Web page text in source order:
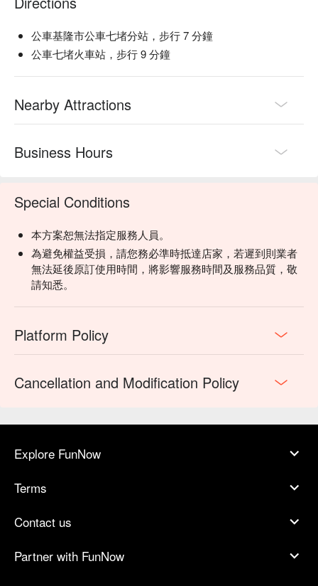
公車基隆市公車七堵分站，步行 7 分鐘
公車七堵火車站，步行 9 分鐘
Nearby Attractions
Business Hours
Special Conditions
本方案恕無法指定服務人員。
為避免權益受損，請您務必準時抵達店家，若遲到則業者
無法延後原訂使用時間，將影響服務時間及服務品質，敬
請知悉。
Platform Policy
Cancellation and Modification Policy
Explore FunNow
Terms
Contact us
Partner with FunNow